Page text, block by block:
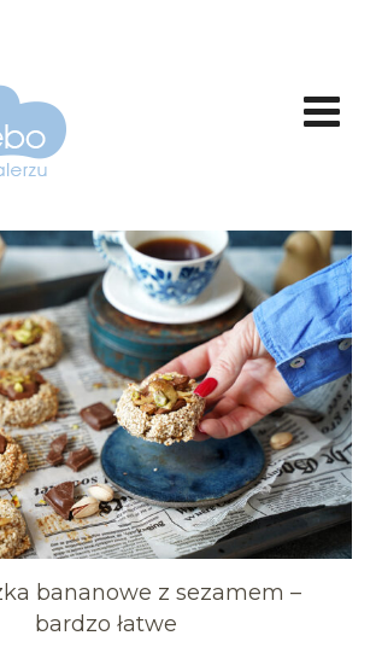
bananowe z sezamem –
bardzo łatwe